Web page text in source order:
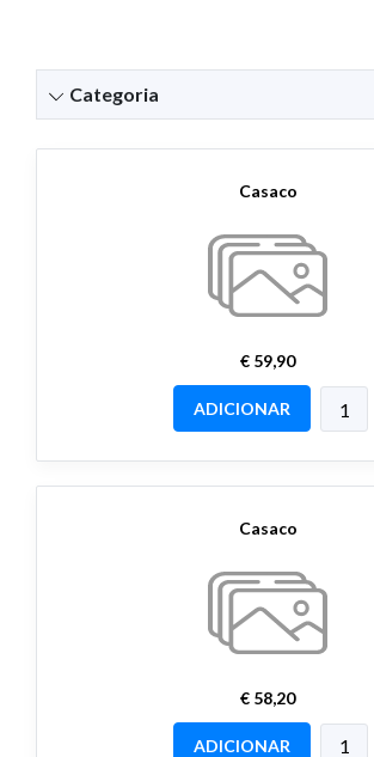
Categoria
Casaco
€ 59,90
ADICIONAR
Casaco
€ 58,20
ADICIONAR